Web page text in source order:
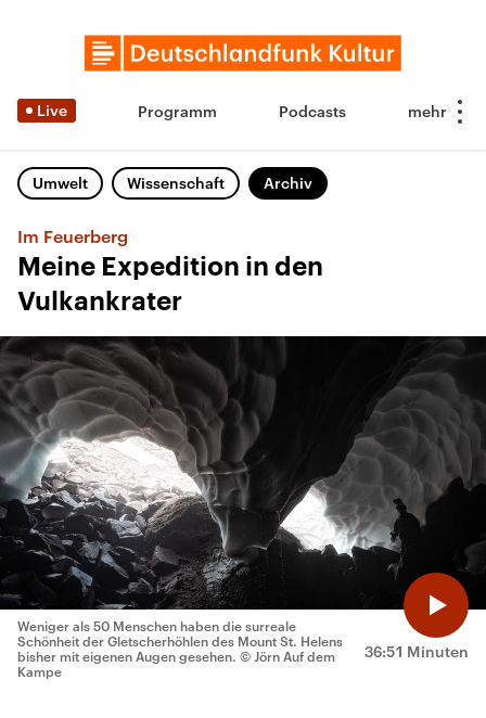
Live Programm Podcasts
Umwelt Wissenschaft Archiv
Im Feuerberg
Meine Expedition in den
Vulkankrater
36:51 Minuten
Weniger als 50 Menschen haben die surreale
Schönheit der Gletscherhöhlen des Mount St. Helens
bisher mit eigenen Augen gesehen. © Jörn Auf dem
Kampe